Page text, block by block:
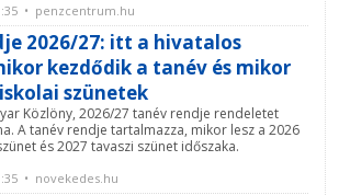
• penzcentrum.hu
2026/27: itt a hivatalos
kezdődik a tanév és mikor
szünetek
Közlöny, 2026/27 tanév rendje rendeletet
A tanév rendje tartalmazza, mikor lesz a 2026
és 2027 tavaszi szünet időszaka.
• novekedes.hu